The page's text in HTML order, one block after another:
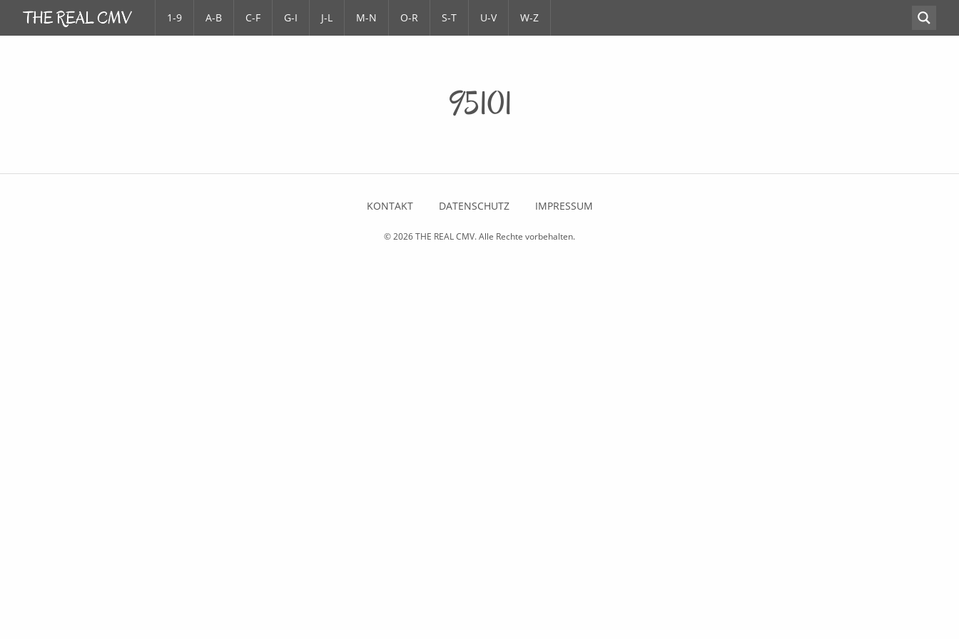
1-9 A-B C-F G-I J-L M-N O-R S-T U-V W-Z
95101
KONTAKT DATENSCHUTZ IMPRESSUM
© 2026THE REAL CMV. Alle Rechte vorbehalten.